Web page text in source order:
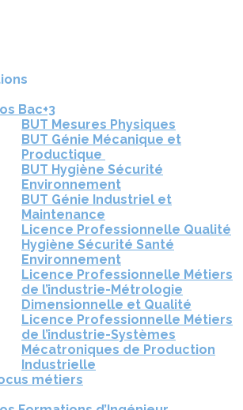
Bac+3
BUT Mesures Physiques
BUT Génie Mécanique et
Productique
BUT Hygiène Sécurité
Environnement
BUT Génie Industriel et
Maintenance
Licence Professionnelle Qualité
Hygiène Sécurité Santé
Environnement
Licence Professionnelle Métiers
de l’industrie-Métrologie
Dimensionnelle et Qualité
Licence Professionnelle Métiers
de l’industrie-Systèmes
Mécatroniques de Production
Industrielle
métiers